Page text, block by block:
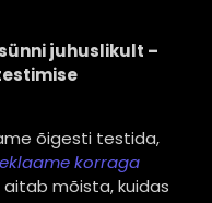
juhuslikult –
õigesti testida,
korraga
aitab mõista, kuidas